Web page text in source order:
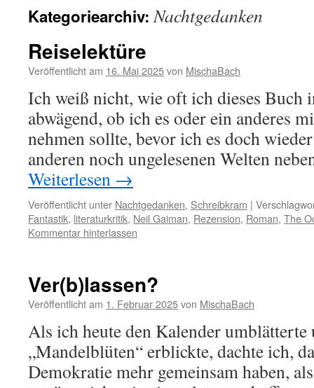
Kategoriearchiv:Nachtgedanken
Reiselektüre
Veröffentlicht am 16. Mai 2025von MischaBach
Ich weiß nicht, wie oft ich dieses Buch
abwägend, ob ich es oder ein anderes
nehmen sollte, bevor ich es doch
anderen noch ungelesenen Welten
Weiterlesen →
Veröffentlicht unter Nachtgedanken, Schreibkram |
Fantastik, literaturkritik, Neil Gaiman, Rezension, Roman, The
Kommentar hinterlassen
Ver(b)lassen?
Veröffentlicht am 1. Februar 2025von MischaBach
Als ich heute den Kalender umblätterte
„Mandelblüten“ erblickte, dachte ich,
Demokratie mehr gemeinsam haben,